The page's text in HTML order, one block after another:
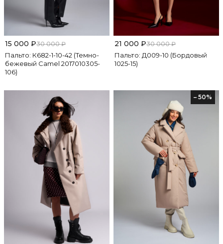
Пальто: К682-1-10-42 (Темно-
бежевый Camel 2017010305-
106)
15 000 ₽30 000₽
Пальто: Д009-10 (Бордовый
1025-15)
21 000 ₽30 000₽
– 50%